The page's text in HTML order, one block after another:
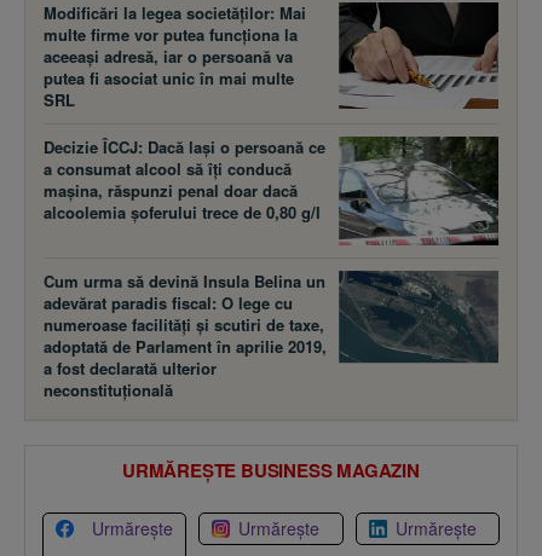
Modificări la legea societăţilor: Mai
multe firme vor putea funcţiona la
aceeaşi adresă, iar o persoană va
putea fi asociat unic în mai multe
SRL
Decizie ÎCCJ: Dacă laşi o persoană ce
a consumat alcool să îţi conducă
maşina, răspunzi penal doar dacă
alcoolemia şoferului trece de 0,80 g/l
Cum urma să devină Insula Belina un
adevărat paradis fiscal: O lege cu
numeroase facilităţi şi scutiri de taxe,
adoptată de Parlament în aprilie 2019,
a fost declarată ulterior
neconstituţională
URMĂREȘTE BUSINESS MAGAZIN
Urmărește Urmărește Urmărește